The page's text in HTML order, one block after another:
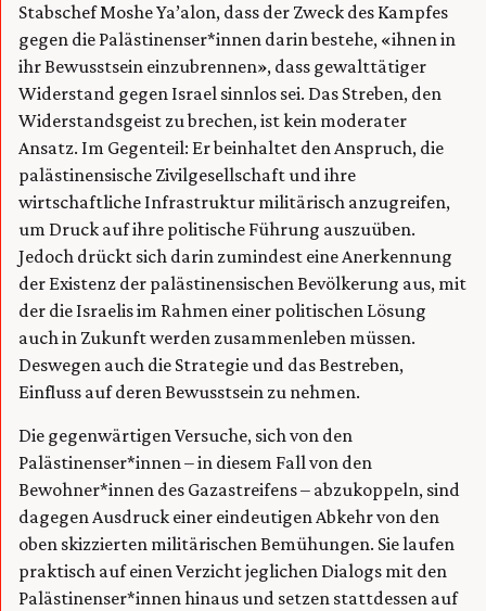
Stabschef Moshe Ya’alon, dass der Zweck des Kampfes
gegen die Palästinenser*innen darin bestehe, «ihnen in
ihr Bewusstsein einzubrennen», dass gewalttätiger
Widerstand gegen Israel sinnlos sei. Das Streben, den
Widerstandsgeist zu brechen, ist kein moderater
Ansatz. Im Gegenteil: Er beinhaltet den Anspruch, die
palästinensische Zivilgesellschaft und ihre
wirtschaftliche Infrastruktur militärisch anzugreifen,
um Druck auf ihre politische Führung auszuüben.
Jedoch drückt sich darin zumindest eine Anerkennung
der Existenz der palästinensischen Bevölkerung aus, mit
der die Israelis im Rahmen einer politischen Lösung
auch in Zukunft werden zusammenleben müssen.
Deswegen auch die Strategie und das Bestreben,
Einfluss auf deren Bewusstsein zu nehmen.
Die gegenwärtigen Versuche, sich von den
Palästinenser*innen – in diesem Fall von den
Bewohner*innen des Gazastreifens – abzukoppeln, sind
dagegen Ausdruck einer eindeutigen Abkehr von den
oben skizzierten militärischen Bemühungen. Sie laufen
praktisch auf einen Verzicht jeglichen Dialogs mit den
Palästinenser*innen hinaus und setzen stattdessen auf